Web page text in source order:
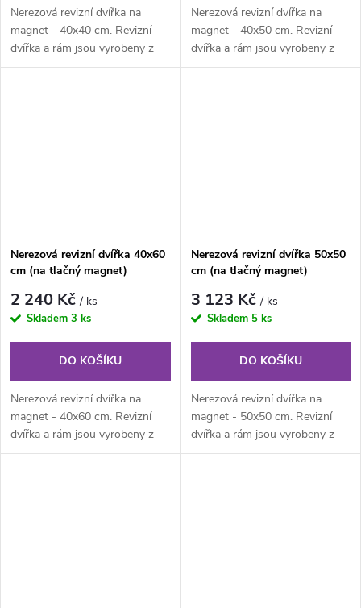
Nerezová revizní dvířka na
magnet - 40x40 cm. Revizní
dvířka a rám jsou vyrobeny z
nerezového plechu. Rám z
Nerezová revizní dvířka na
magnet - 40x50 cm. Revizní
dvířka a rám jsou vyrobeny z
nerezového plechu. Rám z
Nerezová revizní dvířka 40x60
cm (na tlačný magnet)
2 240 Kč/ ks
Skladem 3 ks
DO KOŠÍKU
Nerezová revizní dvířka na
magnet - 40x60 cm. Revizní
dvířka a rám jsou vyrobeny z
nerezového plechu. Rám z
Nerezová revizní dvířka 50x50
cm (na tlačný magnet)
3 123 Kč/ ks
Skladem 5 ks
DO KOŠÍKU
Nerezová revizní dvířka na
magnet - 50x50 cm. Revizní
dvířka a rám jsou vyrobeny z
nerezového plechu. Rám z